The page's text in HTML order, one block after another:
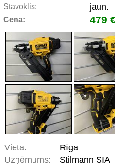
Stāvoklis: jaun.
Cena: 479
Vieta:
Rīga
Uzņēmums:
Stilmann SIA